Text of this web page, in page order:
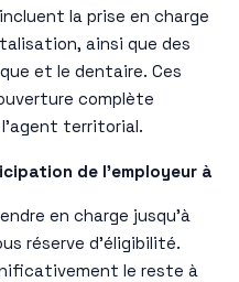
la prise en charge
ainsi que des
et le dentaire. Ces
complète
territorial.
de l’employeur à
en charge jusqu’à
réserve d’éligibilité.
le reste à